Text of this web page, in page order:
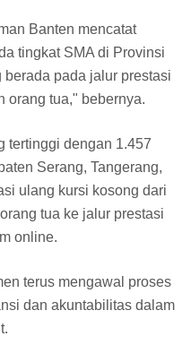
Banten mencatat
tingkat SMA di Provinsi
berada pada jalur prestasi
orang tua," bebernya.
tertinggi dengan 1.457
Serang, Tangerang,
ulang kursi kosong dari
tua ke jalur prestasi
online.
terus mengawal proses
dan akuntabilitas dalam